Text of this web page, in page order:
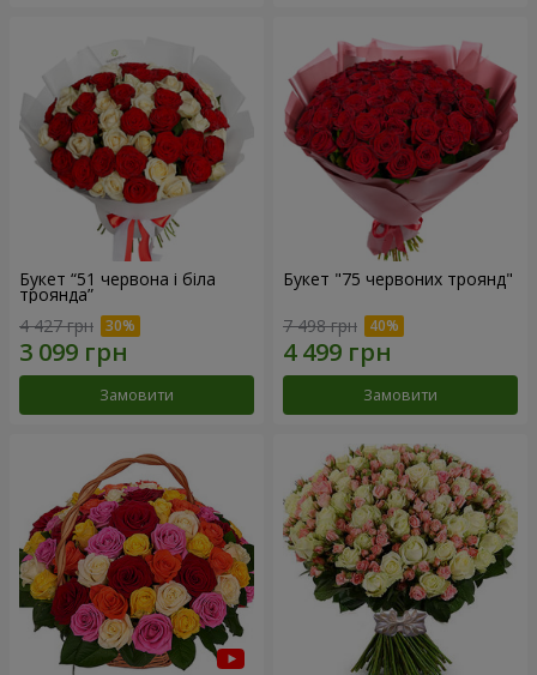
Букет “51 червона і біла
троянда”
4 427 грн
Замовити
Букет "75 червоних троянд"
7 498 грн
Замовити